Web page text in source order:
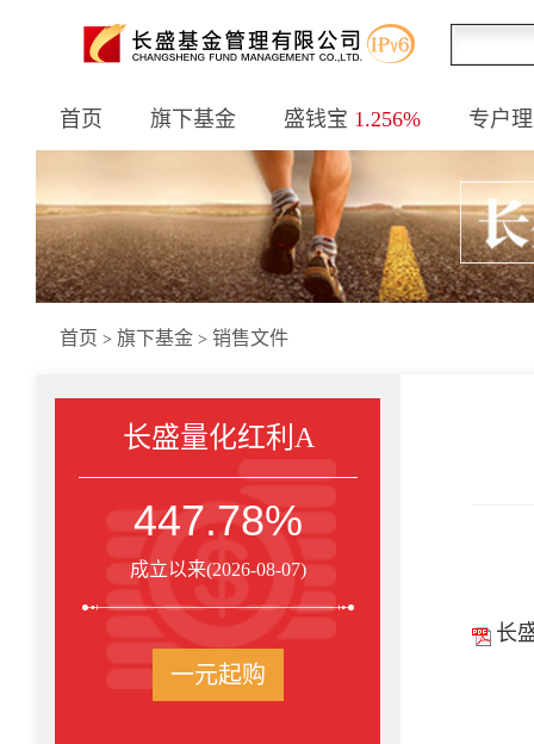
首页 旗下基金 盛钱宝 1.256% 专户
首页 > 旗下基金 > 销售文件
长盛量化红利A
447.78%
成立以来(2026-08-07)
一元起购
长